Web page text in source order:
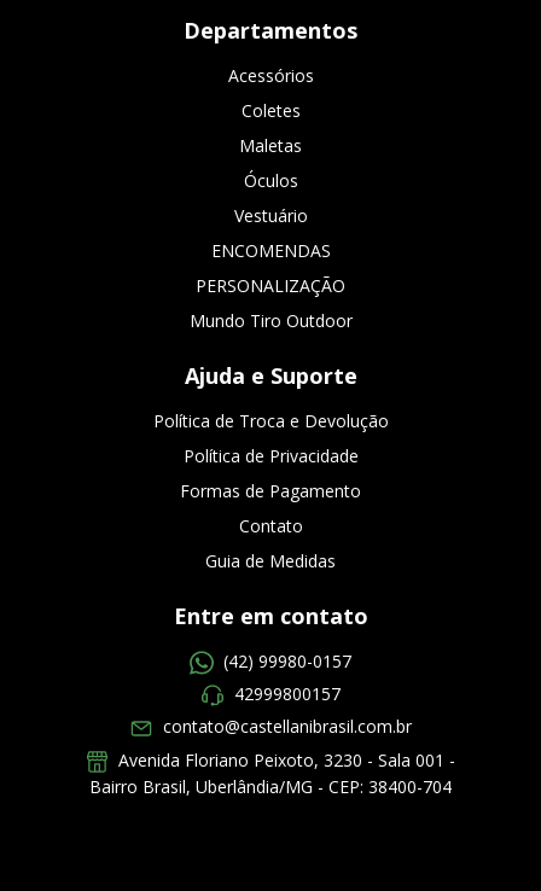
Departamentos
Acessórios
Coletes
Maletas
Óculos
Vestuário
ENCOMENDAS
PERSONALIZAÇÃO
Mundo Tiro Outdoor
Ajuda e Suporte
Política de Troca e Devolução
Política de Privacidade
Formas de Pagamento
Contato
Guia de Medidas
Entre em contato
(42) 99980-0157
42999800157
contato@castellanibrasil.com.br
Avenida Floriano Peixoto, 3230 - Sala 001 -
Bairro Brasil, Uberlândia/MG - CEP: 38400-704